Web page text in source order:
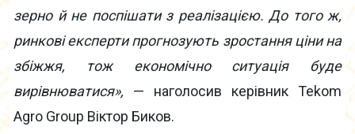
зерно й не поспішати з реалізацією. До того ж,
ринкові експерти прогнозують зростання ціни на
збіжжя, тож економічно ситуація буде
вирівнюватися», — наголосив керівник Tekom
Agro Group Віктор Биков.